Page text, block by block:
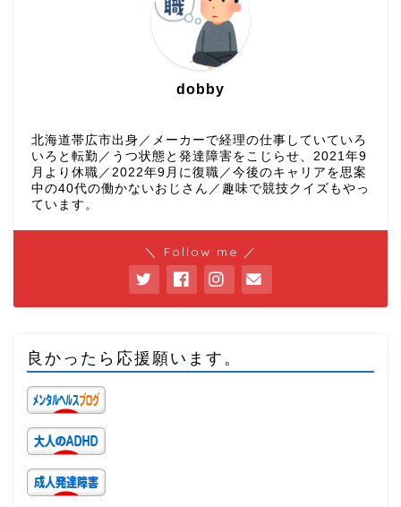
dobby
北海道帯広市出身／メーカーで経理の仕事していていろ
いろと転勤／うつ状態と発達障害をこじらせ、2021年9
月より休職／2022年9月に復職／今後のキャリアを思案
中の40代の働かないおじさん／趣味で競技クイズもやっ
ています。
＼ Follow me ／
良かったら応援願います。